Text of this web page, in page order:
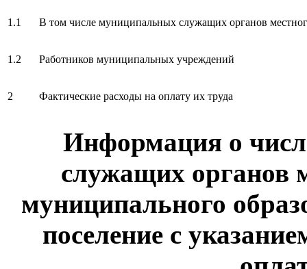
1.1 В том числе муниципальных служащих органов
1.2 Работников муниципальных учреждений
2 Фактические расходы на оплату их труда
Информация о
служащих органов
муниципального
поселение с